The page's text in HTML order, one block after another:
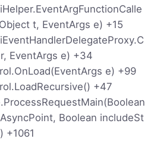
t, EventArgs e) +15
EventArgs e) +34
e) +99
+47
Boolean includeSt
+1061